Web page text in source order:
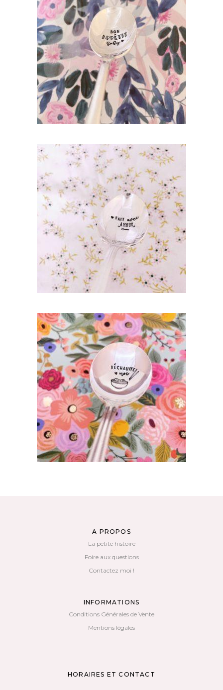
CUILLÈRE ATYPIQUE GRAVÉE VINTAGE :
BON APPÉTIT BABY
35,00€
AJOUTER AU PANIER
CUILLÈRE ATYPIQUE GRAVÉE VINTAGE :
FAIT AVEC AMOUR
AJOUTER AU PANIER
CUILLÈRE RONDE GRAVÉE VINTAGE :
RÉCHAUFFE MOI
35,00€
AJOUTER AU PANIER
A PROPOS
La petite histoire
Foire aux questions
Contactez moi !
INFORMATIONS
Conditions Générales de Vente
Mentions légales
HORAIRES ET CONTACT